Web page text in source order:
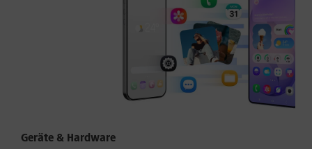
Geräte & Hardware